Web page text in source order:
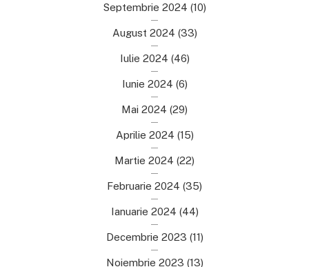
Septembrie 2024 (10)
August 2024 (33)
Iulie 2024 (46)
Iunie 2024 (6)
Mai 2024 (29)
Aprilie 2024 (15)
Martie 2024 (22)
Februarie 2024 (35)
Ianuarie 2024 (44)
Decembrie 2023 (11)
Noiembrie 2023 (13)